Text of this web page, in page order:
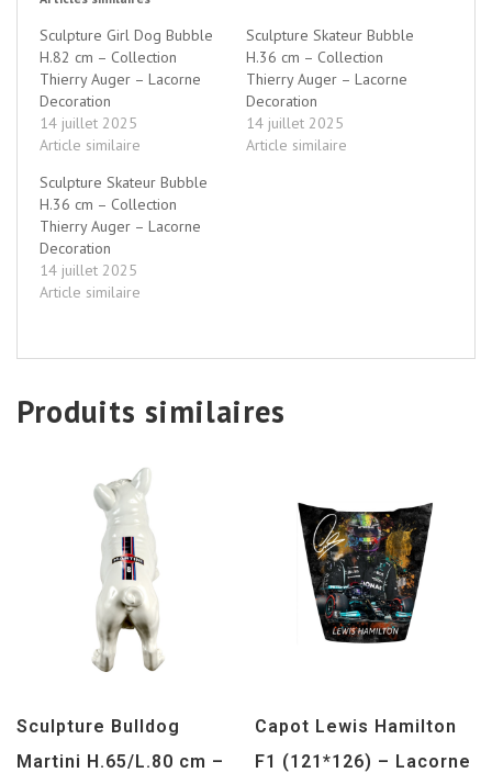
Sculpture Girl Dog Bubble
H.82 cm – Collection
Thierry Auger – Lacorne
Decoration
14 juillet 2025
Article similaire
Sculpture Skateur Bubble
H.36 cm – Collection
Thierry Auger – Lacorne
Decoration
14 juillet 2025
Article similaire
Sculpture Skateur Bubble
H.36 cm – Collection
Thierry Auger – Lacorne
Decoration
14 juillet 2025
Article similaire
Produits similaires
Sculpture Bulldog
Martini H.65/L.80 cm –
Capot Lewis Hamilton
F1 (121*126) – Lacorne